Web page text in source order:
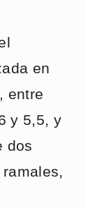
en
entre
y 5,5, y
dos